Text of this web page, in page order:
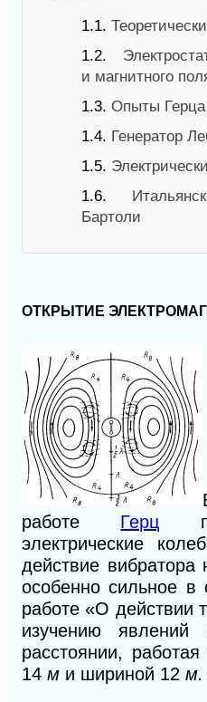
1.1.
1.2.
и магнитного
1.3. Опыты Герца
1.4. Генератор
1.5.
1.6.
Бартоли
ОТКРЫТИЕ
работе Герц
электрические
действие вибратора
особенно сильное в
работе «О действии
изучению
расстоянии,
14 м и шириной 12 м.